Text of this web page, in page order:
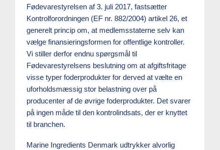
Fødevarestyrelsen af 3. juli 2017, fastsætter
Kontrolforordningen (EF nr. 882/2004) artikel 26, et
generelt princip om, at medlemsstaterne selv kan
vælge finansieringsformen for offentlige kontroller.
Vi stiller derfor endnu spørgsmål til
Fødevarestyrelsens beslutning om at afgiftsfritage
visse typer foderprodukter for derved at vælte en
uforholdsmæssig stor belastning over på
producenter af de øvrige foderprodukter. Det svarer
på ingen måde til den kontrolindsats, der er knyttet
til branchen.
Marine Ingredients Denmark udtrykker alvorlig